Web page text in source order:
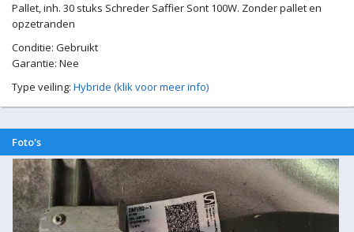
Pallet, inh. 30 stuks Schreder Saffier Sont 100W. Zonder pallet en
opzetranden
Conditie: Gebruikt
Garantie: Nee
Type veiling: Hybride (klik voor meer info)
Foto's